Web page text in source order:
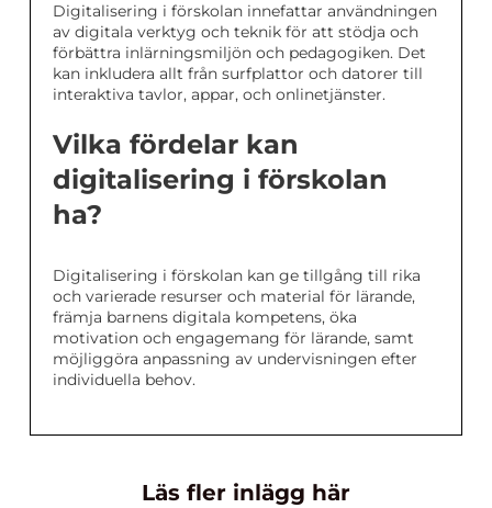
Digitalisering i förskolan innefattar användningen
av digitala verktyg och teknik för att stödja och
förbättra inlärningsmiljön och pedagogiken. Det
kan inkludera allt från surfplattor och datorer till
interaktiva tavlor, appar, och onlinetjänster.
Vilka fördelar kan
digitalisering i förskolan
ha?
Digitalisering i förskolan kan ge tillgång till rika
och varierade resurser och material för lärande,
främja barnens digitala kompetens, öka
motivation och engagemang för lärande, samt
möjliggöra anpassning av undervisningen efter
individuella behov.
Läs fler inlägg här